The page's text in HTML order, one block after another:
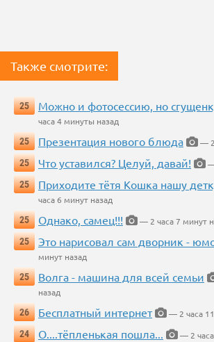
Также смотрите:
25 Можно и фотосессию, но
часа 4 минуты назад
25
Презентация нового блюда
— 2
25
Что уставился? Целуй, давай!
25
Приходите тётя Кошка нашу
часа 6 минут назад
25
Однако, самец!!!
— 2 часа 7 минут
25
Это нарисовал сам дворник -
минут назад
25
Волга - машина для всей семьи
назад
26
Бесплатный интернет
— 2 часа
24
О....тёпленькая пошла...
— 2